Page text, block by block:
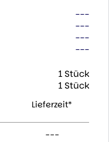
---
---
---
---
1 Stück
1 Stück
Lieferzeit*
---